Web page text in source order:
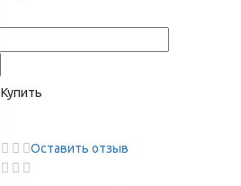
Купить
Оставить отзыв